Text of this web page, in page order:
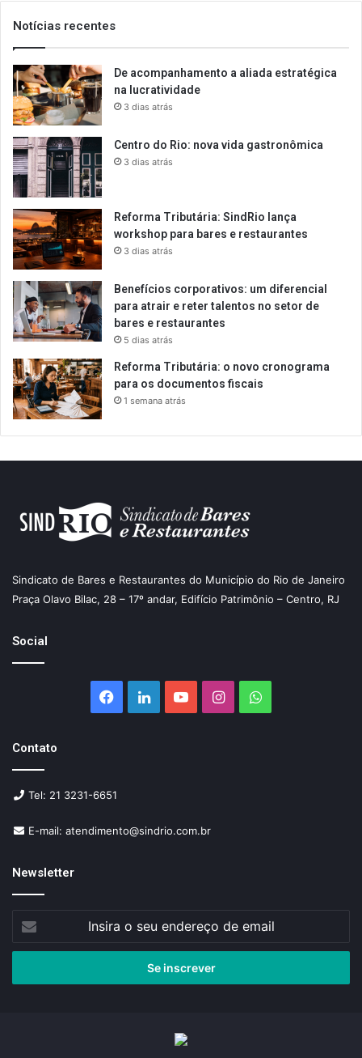
Notícias recentes
De acompanhamento a aliada estratégica
na lucratividade
3 dias atrás
Centro do Rio: nova vida gastronômica
3 dias atrás
Reforma Tributária: SindRio lança
workshop para bares e restaurantes
3 dias atrás
Benefícios corporativos: um diferencial
para atrair e reter talentos no setor de
bares e restaurantes
5 dias atrás
Reforma Tributária: o novo cronograma
para os documentos fiscais
1 semana atrás
Sindicato de Bares e Restaurantes do Município do Rio de Janeiro
Praça Olavo Bilac, 28 – 17º andar, Edifício Patrimônio – Centro, RJ
Social
Facebook
LinkedinYouTubeInstagramWhatsApp
Contato
Tel: 21 3231-6651
E-mail: atendimento@sindrio.com.br
Newsletter
seu
de